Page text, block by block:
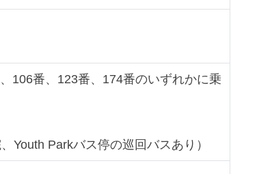
106番、123番、174番のいずれかに乗
Youth Parkバス停の巡回バスあり）